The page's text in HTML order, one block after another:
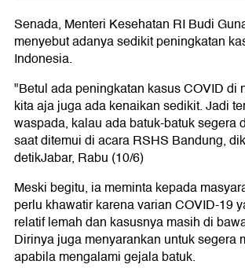
Senada, Menteri Kesehatan RI Budi
menyebut adanya sedikit peningkatan
Indonesia.
"Betul ada peningkatan kasus COVID di
kita aja juga ada kenaikan sedikit. Jadi
waspada, kalau ada batuk-batuk segera
saat ditemui di acara RSHS Bandung,
detikJabar, Rabu (10/6)
Meski begitu, ia meminta kepada
perlu khawatir karena varian COVID-19
relatif lemah dan kasusnya masih di
Dirinya juga menyarankan untuk segera
apabila mengalami gejala batuk.